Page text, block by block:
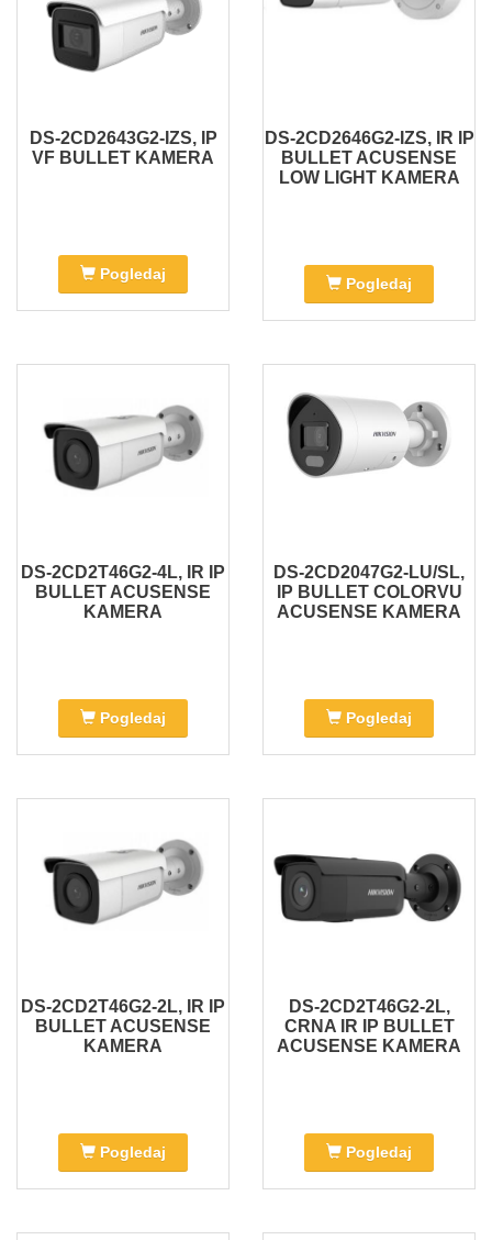
DS-2CD2643G2-IZS, IP
VF BULLET KAMERA
Pogledaj
DS-2CD2646G2-IZS, IR IP
BULLET ACUSENSE
LOW LIGHT KAMERA
Pogledaj
DS-2CD2T46G2-4L, IR IP
BULLET ACUSENSE
KAMERA
Pogledaj
DS-2CD2047G2-LU/SL,
IP BULLET COLORVU
ACUSENSE KAMERA
Pogledaj
DS-2CD2T46G2-2L, IR IP
BULLET ACUSENSE
KAMERA
Pogledaj
DS-2CD2T46G2-2L,
CRNA IR IP BULLET
ACUSENSE KAMERA
Pogledaj